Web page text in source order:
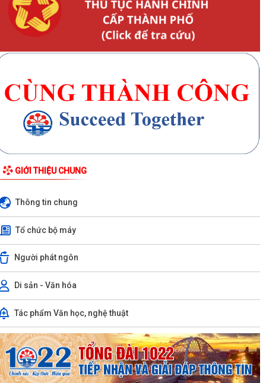
GIỚI THIỆU CHUNG
Thông tin chung
Tổ chức bộ máy
Người phát ngôn
Di sản - Văn hóa
Tác phẩm Văn học, nghệ thuật